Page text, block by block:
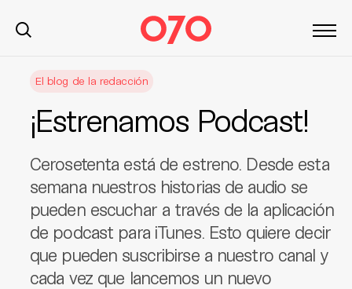
El blog de la redacción
¡Estrenamos Podcast!
Cerosetenta está de estreno. Desde esta
semana nuestros historias de audio se
pueden escuchar a través de la aplicación
de podcast para iTunes. Esto quiere decir
que pueden suscribirse a nuestro canal y
cada vez que lancemos un nuevo